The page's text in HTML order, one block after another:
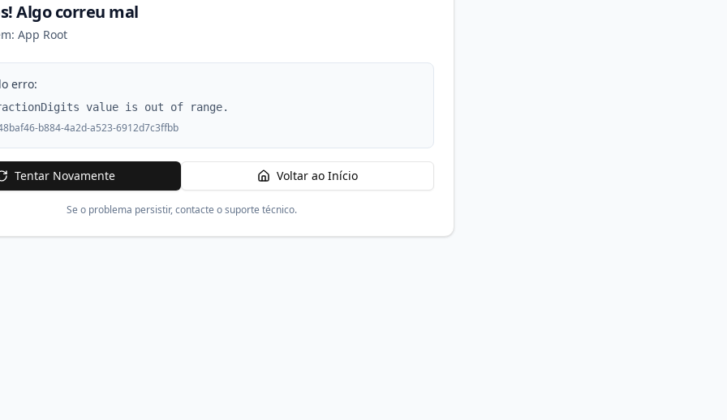
Algo correu mal
App Root
erro:
value is out of range.
b884-4a2d-a523-6912d7c3ffbb
Tentar Novamente Voltar ao Início
Se o problema persistir, contacte o suporte técnico.